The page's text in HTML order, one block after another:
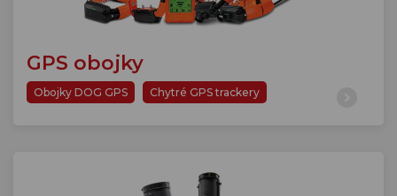
GPS obojky
Obojky DOG GPS Chytré GPS trackery